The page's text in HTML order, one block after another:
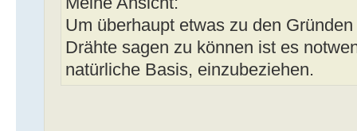
Um überhaupt etwas zu den
Drähte sagen zu können ist es
natürliche Basis, einzubeziehen.